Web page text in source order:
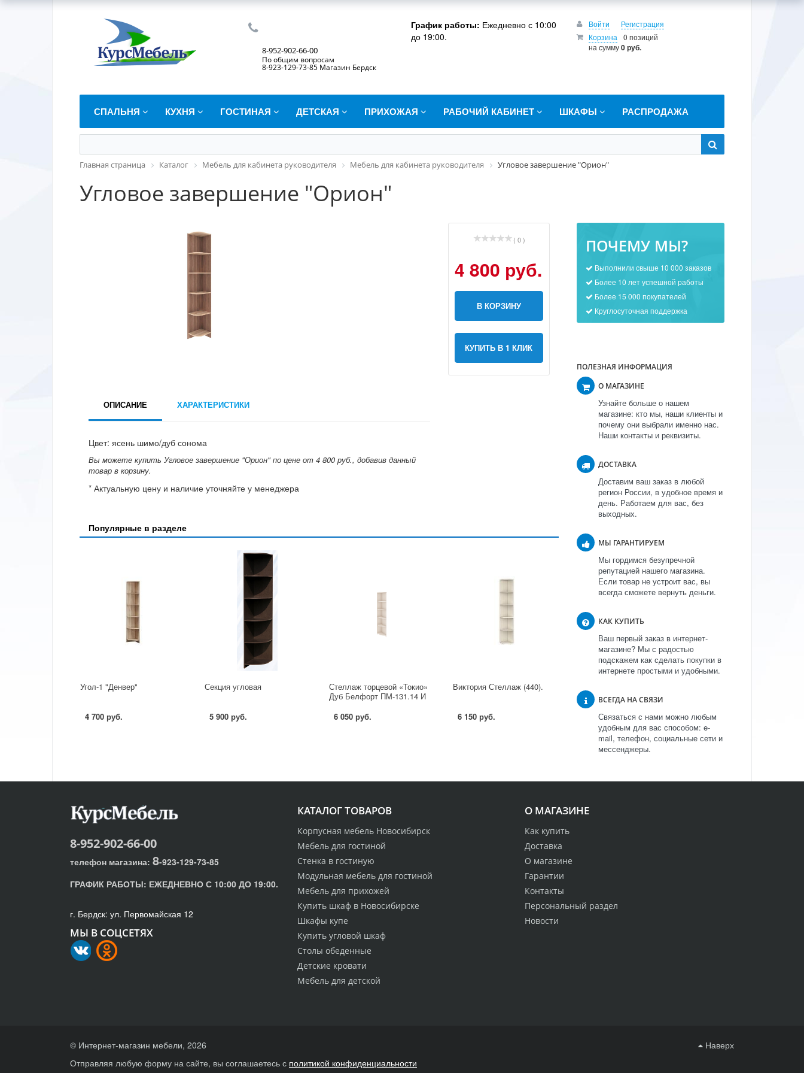
8-952-902-66-00
По общим вопросам
8-923-129-73-85 Магазин Бердск
График работы: Ежедневно с 10:00
до 19:00.
Войти
Регистрация
Корзина
0 позиций
на сумму0 руб.
СПАЛЬНЯ КУХНЯ ГОСТИНАЯ ДЕТСКАЯ ПРИХОЖАЯ РАБОЧИЙ КАБИНЕТ ШКАФЫ РАСПРОДАЖА
Главная страница Каталог Мебель для кабинета руководителя Мебель для кабинета руководителя Угловое завершение "Орион"
Угловое завершение "Орион"
( 0 )
4 800 руб.
В КОРЗИНУ
КУПИТЬ В 1 КЛИК
ОПИСАНИЕ ХАРАКТЕРИСТИКИ
Цвет: ясень шимо/дуб сонома
Вы можете купить Угловое завершение "Орион" по цене от 4 800 руб., добавив данный
товар в корзину.
* Актуальную цену и наличие уточняйте у менеджера
Популярные в разделе
Угол-1 "Денвер"
4 700 руб.
Секция угловая
5 900 руб.
Стеллаж торцевой «Токио»
Дуб Белфорт ПМ-131.14 И
6 050 руб.
Виктория Стеллаж (440).
6 150 руб.
ПОЧЕМУ МЫ?
Выполнили свыше 10 000 заказов
Более 10 лет успешной работы
Более 15 000 покупателей
Круглосуточная поддержка
ПОЛЕЗНАЯ ИНФОРМАЦИЯ
О МАГАЗИНЕ
Узнайте больше о нашем
магазине: кто мы, наши клиенты и
почему они выбрали именно нас.
Наши контакты и реквизиты.
ДОСТАВКА
Доставим ваш заказ в любой
регион России, в удобное время и
день. Работаем для вас, без
выходных.
МЫ ГАРАНТИРУЕМ
Мы гордимся безупречной
репутацией нашего магазина.
Если товар не устроит вас, вы
всегда сможете вернуть деньги.
КАК КУПИТЬ
Ваш первый заказ в интернет-
магазине? Мы с радостью
подскажем как сделать покупки в
интернете простыми и удобными.
ВСЕГДА НА СВЯЗИ
Связаться с нами можно любым
удобным для вас способом: e-
mail, телефон, социальные сети и
мессенджеры.
О МАГАЗИНЕ
Как купить
Доставка
О магазине
Гарантии
Контакты
Персональный раздел
Новости
КАТАЛОГ ТОВАРОВ
Корпусная мебель Новосибирск
Мебель для гостиной
Стенка в гостиную
Модульная мебель для гостиной
Мебель для прихожей
Купить шкаф в Новосибирске
Шкафы купе
Купить угловой шкаф
Столы обеденные
Детские кровати
Мебель для детской
8-952-902-66-00
телефон магазина: 8-923-129-73-85
ГРАФИК РАБОТЫ: ЕЖЕДНЕВНО С 10:00 ДО 19:00.
г. Бердск: ул. Первомайская 12
МЫ В СОЦСЕТЯХ
© Интернет-магазин мебели, 2026
Наверх
Отправляя любую форму на сайте, вы соглашаетесь с политикой конфиденциальности